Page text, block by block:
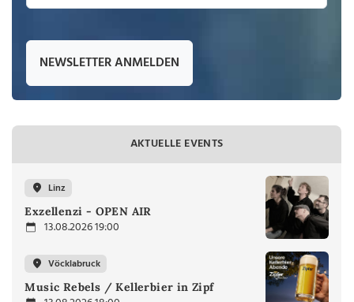
NEWSLETTER ANMELDEN
AKTUELLE EVENTS
Linz
Exzellenzi - OPEN AIR
13.08.2026 19:00
Vöcklabruck
Music Rebels / Kellerbier in Zipf